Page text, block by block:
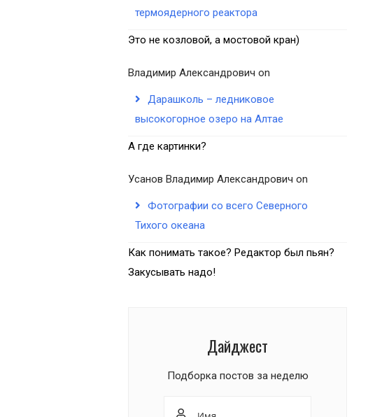
термоядерного реактора
Это не козловой, а мостовой кран)
Владимир Александрович on
Дарашколь – ледниковое
высокогорное озеро на Алтае
А где картинки?
Усанов Владимир Александрович on
Фотографии со всего Северного
Тихого океана
Как понимать такое? Редактор был пьян?
Закусывать надо!
Дайджест
Подборка постов за неделю